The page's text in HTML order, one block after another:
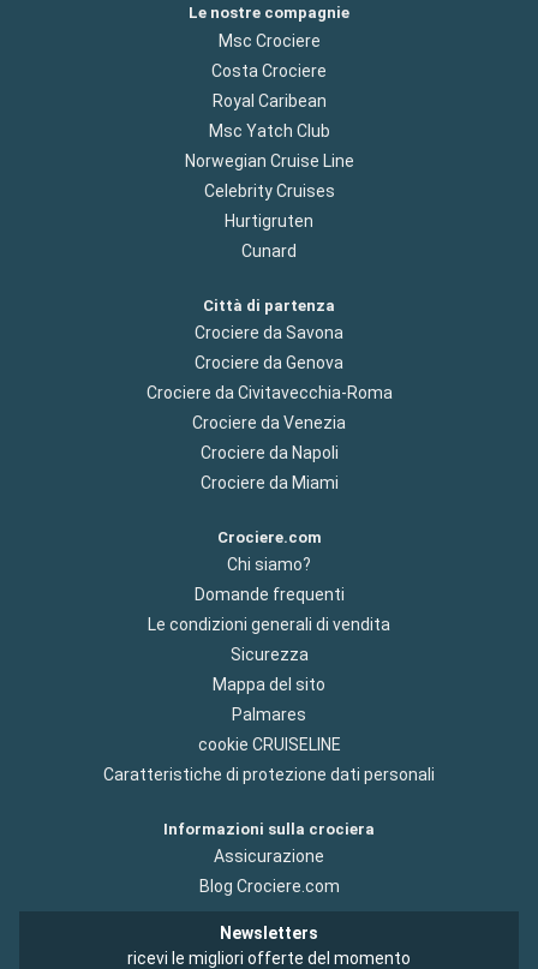
Le nostre compagnie
Msc Crociere
Costa Crociere
Royal Caribean
Msc Yatch Club
Norwegian Cruise Line
Celebrity Cruises
Hurtigruten
Cunard
Città di partenza
Crociere da Savona
Crociere da Genova
Crociere da Civitavecchia-Roma
Crociere da Venezia
Crociere da Napoli
Crociere da Miami
Crociere.com
Chi siamo?
Domande frequenti
Le condizioni generali di vendita
Sicurezza
Mappa del sito
Palmares
cookie CRUISELINE
Caratteristiche di protezione dati personali
Informazioni sulla crociera
Assicurazione
Blog Crociere.com
Newsletters
ricevi le migliori offerte del momento